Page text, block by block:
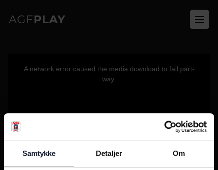
Samtykke Detaljer Om
A network error caused the media download to fail part-
way.